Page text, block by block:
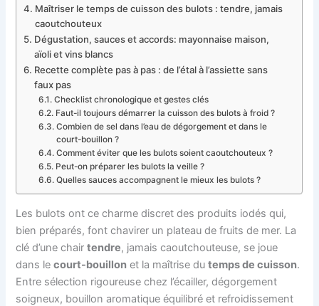
Maîtriser le temps de cuisson des bulots : tendre, jamais
caoutchouteux
Dégustation, sauces et accords: mayonnaise maison,
aïoli et vins blancs
Recette complète pas à pas : de l’étal à l’assiette sans
faux pas
Checklist chronologique et gestes clés
Faut-il toujours démarrer la cuisson des bulots à froid ?
Combien de sel dans l’eau de dégorgement et dans le
court-bouillon ?
Comment éviter que les bulots soient caoutchouteux ?
Peut-on préparer les bulots la veille ?
Quelles sauces accompagnent le mieux les bulots ?
Les bulots ont ce charme discret des produits iodés qui,
bien préparés, font chavirer un plateau de fruits de mer. La
clé d’une chairtendre, jamais caoutchouteuse, se joue
dans lecourt-bouillon et la maîtrise dutemps de cuisson.
Entre sélection rigoureuse chez l’écailler, dégorgement
soigneux, bouillon aromatique équilibré et refroidissement